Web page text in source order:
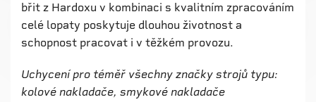
břit z Hardoxu v kombinaci s kvalitním zpracováním
celé lopaty poskytuje dlouhou životnost a
schopnost pracovat i v těžkém provozu.
Uchycení pro téměř všechny značky strojů typu:
kolové nakladače, smykové nakladače